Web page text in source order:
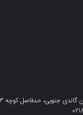
جنوبی، حدفاصل کوچه 23 و 25، پلاک 79